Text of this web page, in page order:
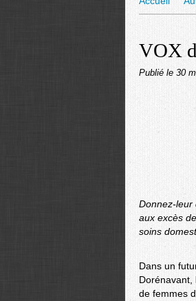
VOX
Publié le 30
Donnez-leur
aux excès
soins
Dans un
Dorénavant,
de femmes